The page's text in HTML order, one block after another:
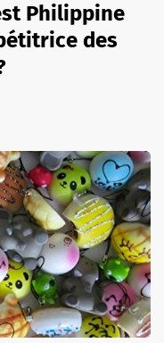
Philippine
des